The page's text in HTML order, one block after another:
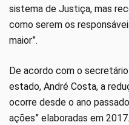
sistema de Justiça, mas
como serem os
maior”.
De acordo com o
estado, André Costa, a
ocorre desde o ano
ações” elaboradas em